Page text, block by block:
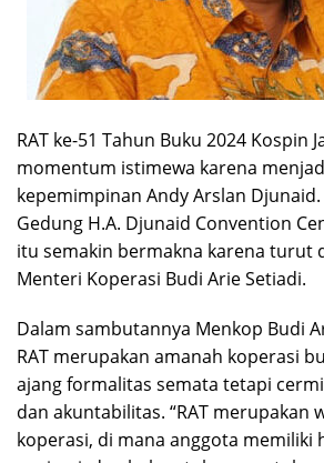
RAT ke-51 Tahun Buku 2024 Kospin
momentum istimewa karena
kepemimpinan Andy Arslan
Gedung H.A. Djunaid Convention
itu semakin bermakna karena turut
Menteri Koperasi Budi Arie Setiadi.
Dalam sambutannya Menkop Budi
RAT merupakan amanah koperasi
ajang formalitas semata tetapi
dan akuntabilitas. “RAT merupakan
koperasi, di mana anggota memiliki